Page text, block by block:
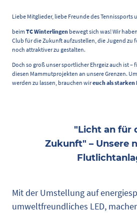
Liebe Mitglieder, liebe Freunde des Tennissports
beim TC Winterlingen bewegt sich was! Wir
Club für die Zukunft aufzustellen, die Jugend zu
noch attraktiver zu gestalten.
Doch so groß unser sportlicher Ehrgeiz auch ist
diesen Mammutprojekten an unsere Grenzen.
werden zu lassen, brauchen wireuch als starken
"Licht an für
Zukunft" – Unsere
Mit der Umstellung auf
umweltfreundliches LED,